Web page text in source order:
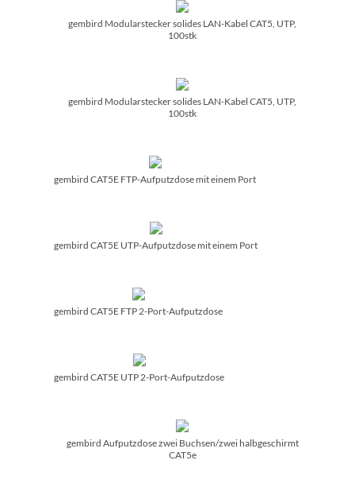
gembird Modularstecker solides LAN-Kabel CAT5, UTP,
100stk
gembird Modularstecker solides LAN-Kabel CAT5, UTP,
100stk
gembird CAT5E FTP-Aufputzdose mit einem Port
gembird CAT5E UTP-Aufputzdose mit einem Port
gembird CAT5E FTP 2-Port-Aufputzdose
gembird CAT5E UTP 2-Port-Aufputzdose
gembird Aufputzdose zwei Buchsen/­zwei halbgeschirmt
CAT5e